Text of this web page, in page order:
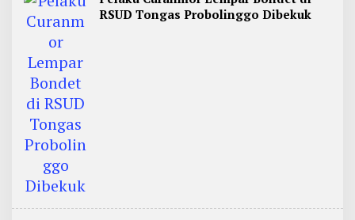
RSUD Tongas Probolinggo Dibekuk